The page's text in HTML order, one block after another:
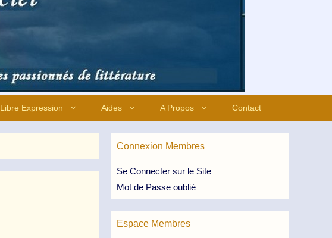
Libre Expression Aides A Propos Contact
Connexion Membres
Se Connecter sur le Site
Mot de Passe oublié
Espace Membres